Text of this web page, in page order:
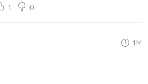
1 0
1M